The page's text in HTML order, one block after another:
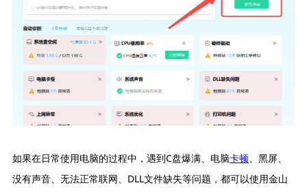
如果在日常使用电脑的过程中，遇到C盘爆满、电脑卡顿、黑屏、
没有声音、无法正常联网、DLL文件缺失等问题，都可以使用金山